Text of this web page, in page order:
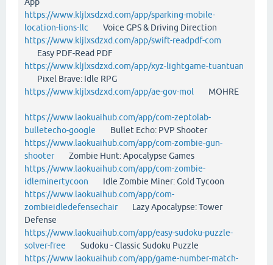
https://www.kljlxsdzxd.com/app/sparking-mobile-
location-lions-llc Voice GPS & Driving Direction
https://www.kljlxsdzxd.com/app/swift-readpdf-com
Easy PDF-Read PDF
https://www.kljlxsdzxd.com/app/xyz-lightgame-tuantuan
Pixel Brave: Idle RPG
https://www.kljlxsdzxd.com/app/ae-gov-mol MOHRE
https://www.laokuaihub.com/app/com-zeptolab-
bulletecho-google Bullet Echo: PVP Shooter
https://www.laokuaihub.com/app/com-zombie-gun-
shooterZombie Hunt: Apocalypse Games
https://www.laokuaihub.com/app/com-zombie-
idleminertycoon Idle Zombie Miner: Gold Tycoon
https://www.laokuaihub.com/app/com-
zombieidledefensechairLazy Apocalypse: Tower
Defense
https://www.laokuaihub.com/app/easy-sudoku-puzzle-
solver-free Sudoku - Classic Sudoku Puzzle
https://www.laokuaihub.com/app/game-number-match-